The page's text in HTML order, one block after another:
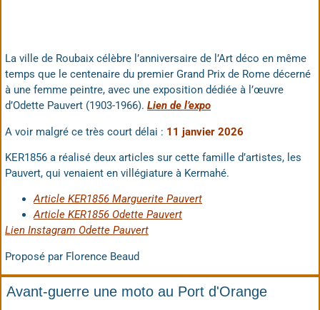
La ville de Roubaix célèbre l’anniversaire de l’Art déco en même
temps que le centenaire du premier Grand Prix de Rome décerné
à une femme peintre, avec une exposition dédiée à l’œuvre
d’Odette Pauvert (1903-1966). Lien de l’expo
A voir malgré ce très court délai : 11 janvier 2026
KER1856 a réalisé deux articles sur cette famille d’artistes, les
Pauvert, qui venaient en villégiature à Kermahé.
Article KER1856 Marguerite Pauvert
Article KER1856 Odette Pauvert
Lien Instagram Odette Pauvert
Proposé par Florence Beaud
Avant-guerre une moto au Port d'Orange